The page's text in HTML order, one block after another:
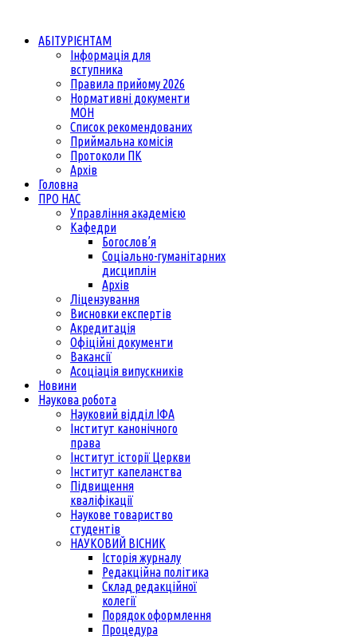
АБІТУРІЄНТАМ
Інформація для
вступника
Правила прийому 2026
Нормативні документи
МОН
Список рекомендованих
Приймальна комісія
Протоколи ПК
Архів
Головна
ПРО НАС
Управління академією
Кафедри
Богослов’я
Соціально-гуманітарних
дисциплін
Архів
Ліцензування
Висновки експертів
Акредитація
Офіційні документи
Вакансії
Асоціація випускників
Новини
Наукова робота
Науковий відділ ІФА
Інститут канонічного
права
Інститут історії Церкви
Інститут капеланства
Підвищення
кваліфікації
Наукове товариство
студентів
НАУКОВИЙ ВІСНИК
Історія журналу
Редакційна політика
Склад редакційної
колегії
Порядок оформлення
Процедура